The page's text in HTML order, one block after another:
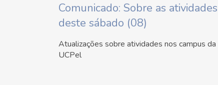
Comunicado: Sobre as atividades
deste sábado (08)
Atualizações sobre atividades nos campus da
UCPel